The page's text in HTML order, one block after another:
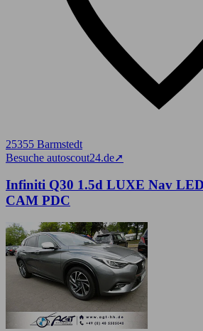
25355 Barmstedt
Besuche autoscout24.de➚
Infiniti Q30 1.5d LUXE Nav
CAM PDC